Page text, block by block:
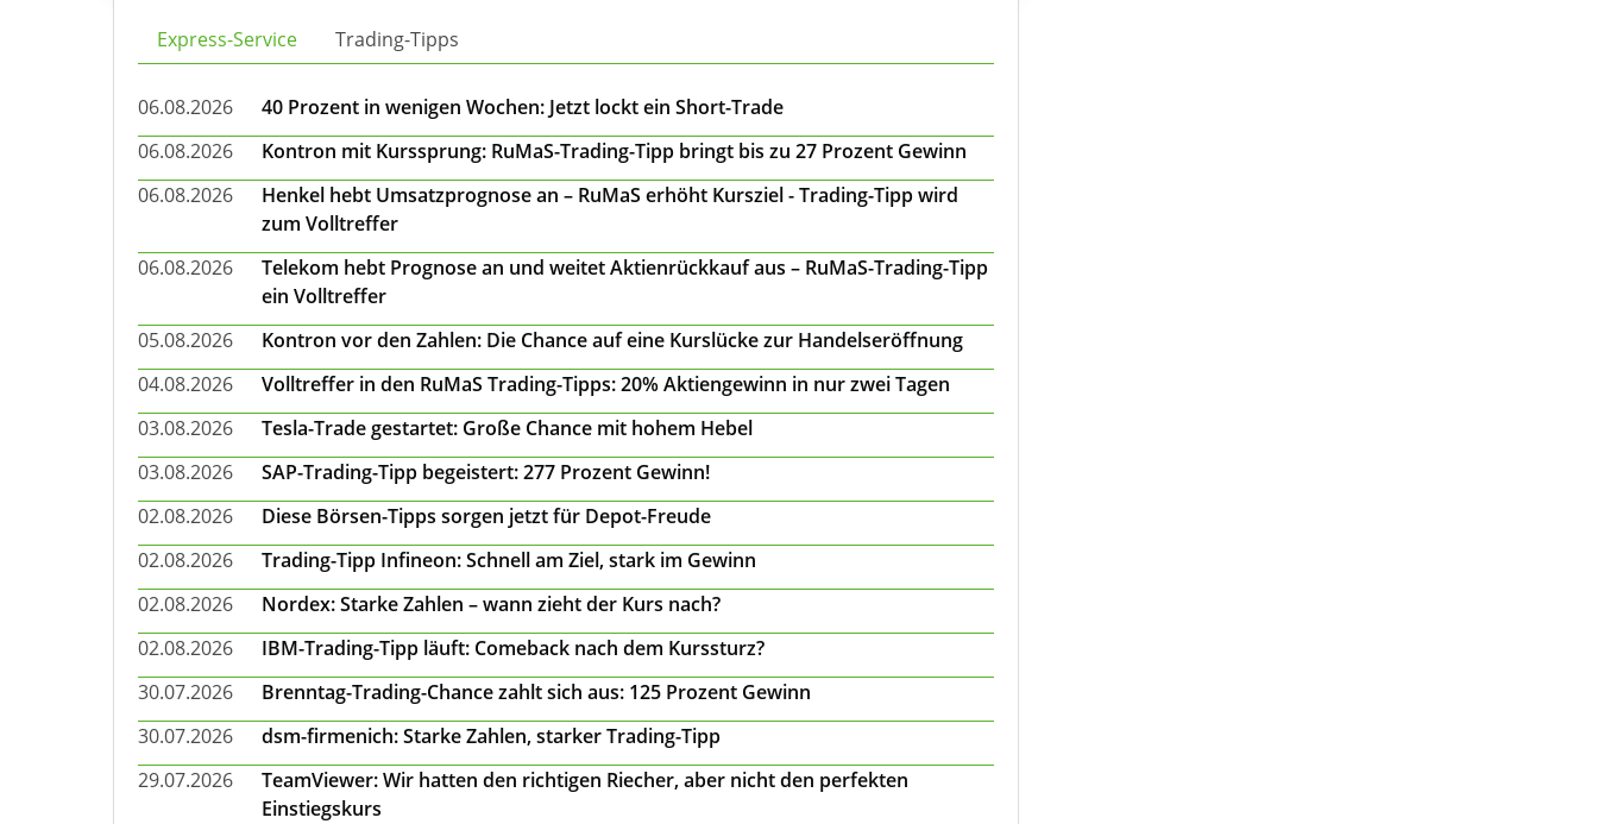
Express-Service Trading-Tipps
06.08.2026
40 Prozent in wenigen Wochen: Jetzt lockt ein Short-Trade
06.08.2026
Kontron mit Kurssprung: RuMaS-Trading-Tipp bringt bis zu 27 Prozent Gewinn
06.08.2026
Henkel hebt Umsatzprognose an – RuMaS erhöht Kursziel - Trading-Tipp wird
zum Volltreffer
06.08.2026
Telekom hebt Prognose an und weitet Aktienrückkauf aus – RuMaS-Trading-Tipp
ein Volltreffer
05.08.2026
Kontron vor den Zahlen: Die Chance auf eine Kurslücke zur Handelseröffnung
04.08.2026
Volltreffer in den RuMaS Trading-Tipps: 20% Aktiengewinn in nur zwei Tagen
03.08.2026
Tesla-Trade gestartet: Große Chance mit hohem Hebel
03.08.2026
SAP-Trading-Tipp begeistert: 277 Prozent Gewinn!
02.08.2026
Diese Börsen-Tipps sorgen jetzt für Depot-Freude
02.08.2026
Trading-Tipp Infineon: Schnell am Ziel, stark im Gewinn
02.08.2026
Nordex: Starke Zahlen – wann zieht der Kurs nach?
02.08.2026
IBM-Trading-Tipp läuft: Comeback nach dem Kurssturz?
30.07.2026
Brenntag-Trading-Chance zahlt sich aus: 125 Prozent Gewinn
30.07.2026
dsm-firmenich: Starke Zahlen, starker Trading-Tipp
29.07.2026
TeamViewer: Wir hatten den richtigen Riecher, aber nicht den perfekten
Einstiegskurs